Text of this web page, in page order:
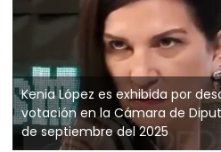
Kenia López es exhibida por
votación en la Cámara de
de septiembre del 2025